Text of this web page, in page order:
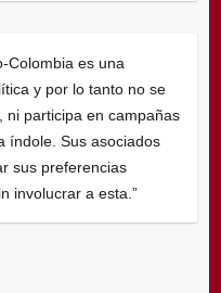
Colombia es una
y por lo tanto no se
ni participa en campañas
índole. Sus asociados
sus preferencias
involucrar a esta.”